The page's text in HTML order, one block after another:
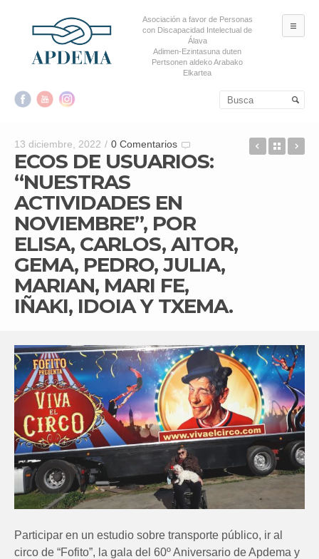
Asociación a favor de Personas
con Discapacidad Intelectual de
Álava
Adimen-Ezintasuna duten
Pertsonen aldeko Arabako
Elkartea
secundario
13 diciembre, 2022 / 0 Comentarios
ECOS DE USUARIOS:
“NUESTRAS
ACTIVIDADES EN
NOVIEMBRE”, POR
ELISA, CARLOS, AITOR,
GEMA, PEDRO, JULIA,
MARIAN, MARI FE,
IÑAKI, IDOIA Y TXEMA.
ECOSBack
Participar en un estudio sobre transporte público, ir al
circo de “Fofito”, la gala del 60º Aniversario de Apdema y